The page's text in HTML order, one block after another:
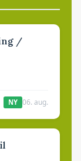
/
NY 06. aug.